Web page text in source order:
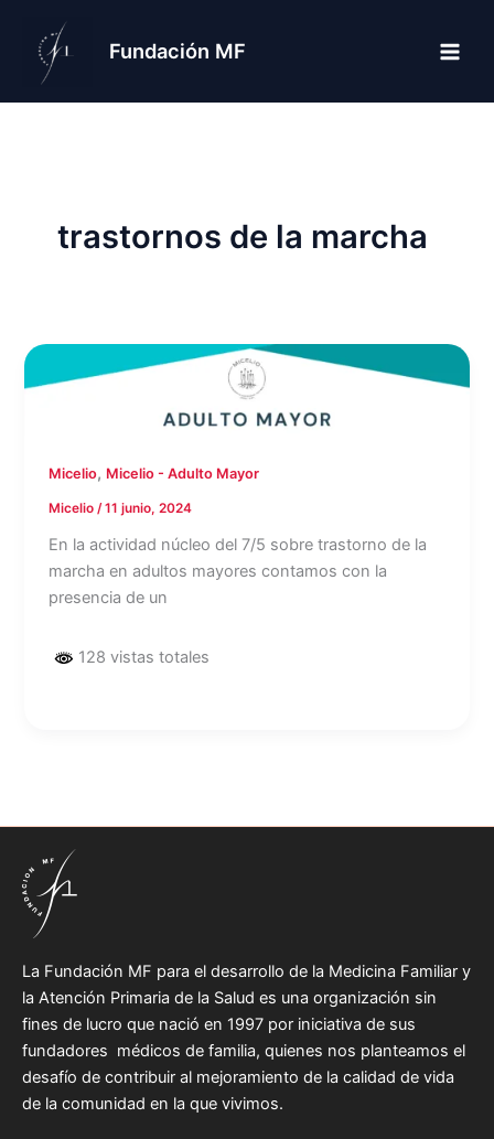
contenido
Fundación MF
trastornos de la marcha
Micelio, Micelio - Adulto Mayor
Micelio /11 junio, 2024
En la actividad núcleo del 7/5 sobre trastorno de la
marcha en adultos mayores contamos con la
presencia de un
128 vistas totales
La Fundación MF para el desarrollo de la Medicina Familiar y
la Atención Primaria de la Salud es una organización sin
fines de lucro que nació en 1997 por iniciativa de sus
fundadores médicos de familia, quienes nos planteamos el
desafío de contribuir al mejoramiento de la calidad de vida
de la comunidad en la que vivimos.